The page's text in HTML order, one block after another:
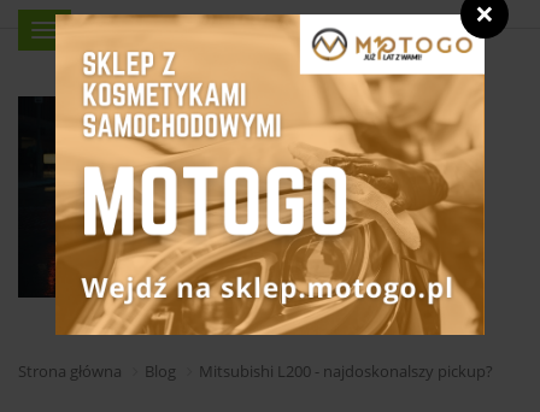
Menu
Strona główna Blog Mitsubishi L200 - najdoskonalszy pickup?
❌